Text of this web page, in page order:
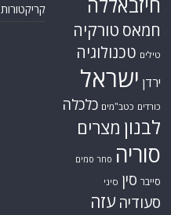
חיזבאללה
חמאס טורקיה
טילים טכנולוגיה
ירדן ישראל
כורדים כטב"מים כלכלה
לבנון מצרים
סוריה סחר סמים
סייבר סין סיני
סעודיה עזה
קריקטורות